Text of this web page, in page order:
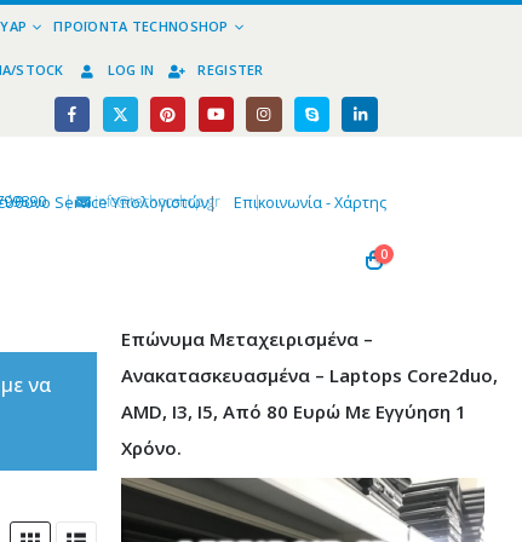
ΠΡΟΪΌΝΤΑ TECHNOSHOP
STOCK LOG IN REGISTER
| info@technoshop,gr |
Service Υπολογιστών| Επικοινωνία - Χάρτης
0
να
Επώνυμα Μεταχειρισμένα –
Ανακατασκευασμένα – Laptops Core2duo,
AMD, I3, I5, Από 80 Ευρώ Με Εγγύηση 1
Χρόνο.